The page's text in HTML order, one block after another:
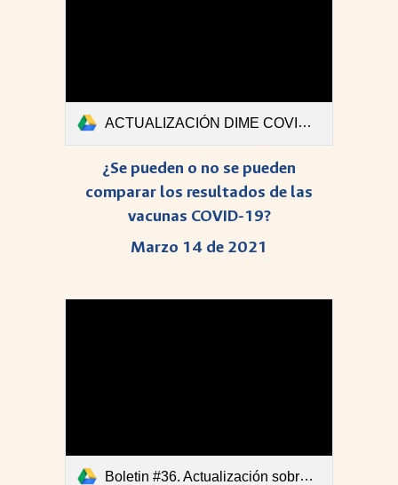
ACTUALIZACIÓN DIME COVID-Boletin #37.pdf
¿Se pueden o no se pueden
comparar los resultados de las
vacunas COVID-19?
Marzo 14 de 2021
Boletin #36. Actualización sobre los anticuerpos monoclonales en COVID-19.pdf